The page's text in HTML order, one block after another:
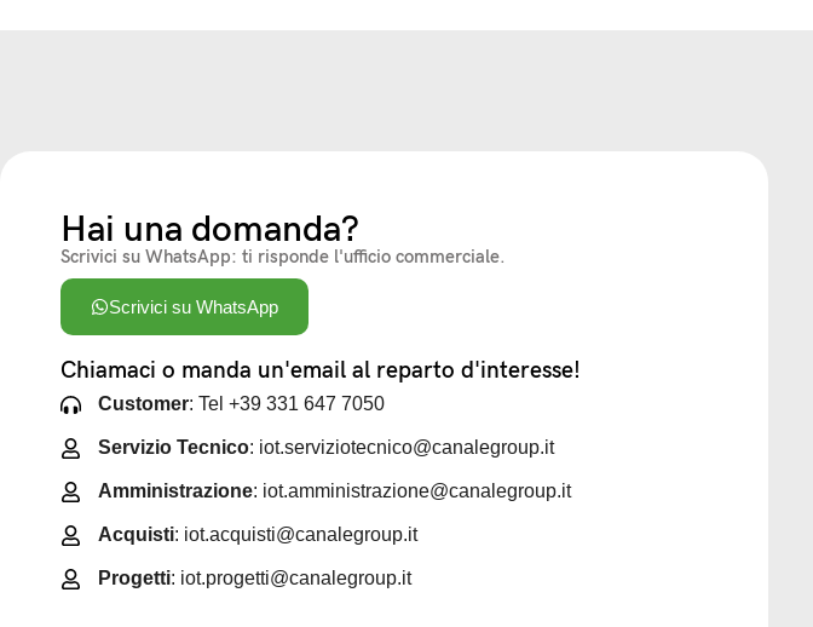
Hai una domanda?
Scrivici su WhatsApp: ti risponde l'ufficio commerciale.
Scrivici su WhatsApp
Chiamaci o manda un'email al reparto d'interesse!
Customer: Tel +39 331 647 7050
Servizio Tecnico: iot.serviziotecnico@canalegroup.it
Amministrazione: iot.amministrazione@canalegroup.it
Acquisti: iot.acquisti@canalegroup.it
Progetti: iot.progetti@canalegroup.it